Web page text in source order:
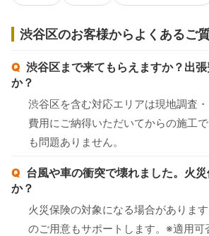
渋谷区のお客様からよくあるご
渋谷区まで来てもらえますか？出
か？
渋谷区を含む対応エリアは現地調査・
費用にご納得いただいてからの施工
も問題ありません。
台風や車の衝突で壊れました。火
か？
火災保険の対象になる場合がありま
のご用意もサポートします。※適用可